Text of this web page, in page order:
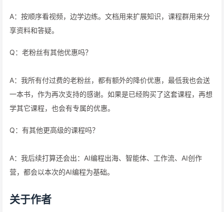
A：按顺序看视频，边学边练。文档用来扩展知识，课程群用来分
享资料和答疑。
Q：老粉丝有其他优惠吗？
A：我所有付过费的老粉丝，都有额外的降价优惠，最低我也会送
一本书，作为再次支持的感谢。如果是已经购买了这套课程，再想
学其它课程，也会有专属的优惠。
Q：有其他更高级的课程吗？
A：我后续打算还会出：AI编程出海、智能体、工作流、AI创作
营，都会以本次的AI编程为基础。
关于作者